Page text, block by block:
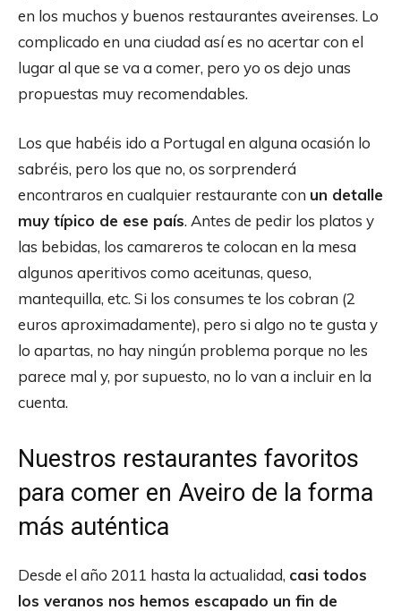
en los muchos y buenos restaurantes aveirenses. Lo
complicado en una ciudad así es no acertar con el
lugar al que se va a comer, pero yo os dejo unas
propuestas muy recomendables.
Los que habéis ido a Portugal en alguna ocasión lo
sabréis, pero los que no, os sorprenderá
encontraros en cualquier restaurante con un detalle
muy típico de ese país. Antes de pedir los platos y
las bebidas, los camareros te colocan en la mesa
algunos aperitivos como aceitunas, queso,
mantequilla, etc. Si los consumes te los cobran (2
euros aproximadamente), pero si algo no te gusta y
lo apartas, no hay ningún problema porque no les
parece mal y, por supuesto, no lo van a incluir en la
cuenta.
Nuestros restaurantes favoritos
para comer en Aveiro de la forma
más auténtica
Desde el año 2011 hasta la actualidad, casi todos
los veranos nos hemos escapado un fin de